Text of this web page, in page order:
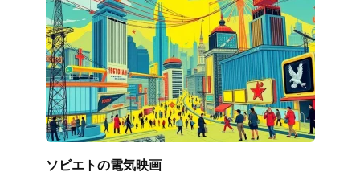
ソビエトの電気映画